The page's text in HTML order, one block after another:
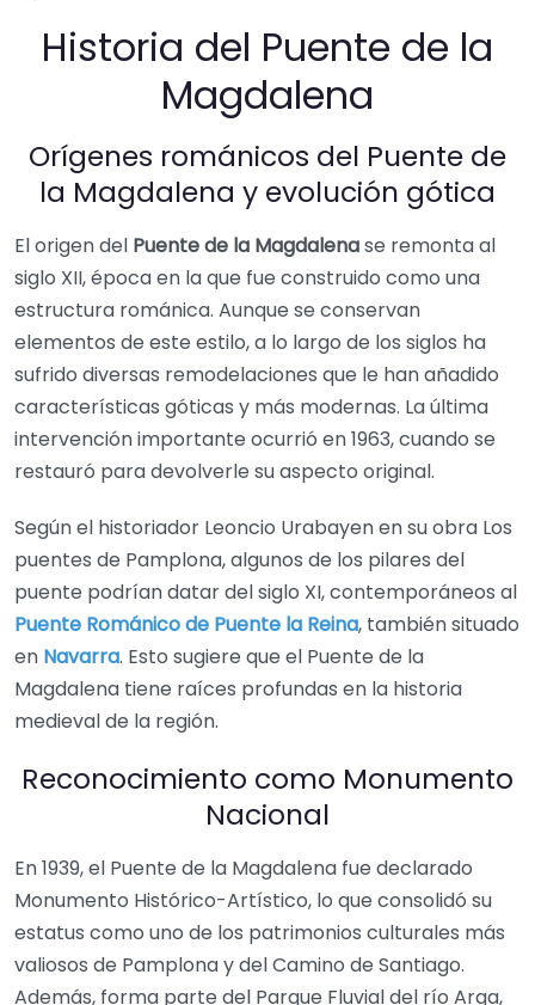
Historia del Puente de la
Magdalena
Orígenes románicos del Puente de
la Magdalena y evolución gótica
El origen del Puente de la Magdalenase remonta al
siglo XII, época en la que fue construido como una
estructura románica. Aunque se conservan
elementos de este estilo, a lo largo de los siglos ha
sufrido diversas remodelaciones que le han añadido
características góticas y más modernas. La última
intervención importante ocurrió en 1963, cuando se
restauró para devolverle su aspecto original.
Según el historiador Leoncio Urabayen en su obra Los
puentes de Pamplona, algunos de los pilares del
puente podrían datar del siglo XI, contemporáneos al
Puente Románico de Puente la Reina, también situado
en Navarra. Esto sugiere que el Puente de la
Magdalena tiene raíces profundas en la historia
medieval de la región.
Reconocimiento como Monumento
Nacional
En 1939, el Puente de la Magdalena fue declarado
Monumento Histórico-Artístico, lo que consolidó su
estatus como uno de los patrimonios culturales más
valiosos de Pamplona y del Camino de Santiago.
Además, forma parte del Parque Fluvial del río Arga,